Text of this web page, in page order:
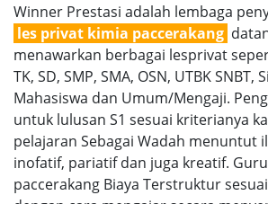
Winner Prestasi adalah lembaga
les privat kimia paccerakang
menawarkan berbagai lesprivat
TK, SD, SMP, SMA, OSN, UTBK SNBT,
Mahasiswa dan Umum/Mengaji.
untuk lulusan S1 sesuai kriterianya
pelajaran Sebagai Wadah menuntut
inofatif, pariatif dan juga kreatif.
paccerakang Biaya Terstruktur